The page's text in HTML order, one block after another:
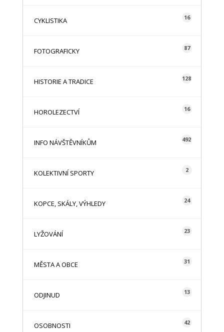
CYKLISTIKA 16
FOTOGRAFICKY 87
HISTORIE A TRADICE 128
HOROLEZECTVÍ 16
INFO NÁVŠTĚVNÍKŮM 492
KOLEKTIVNÍ SPORTY 2
KOPCE, SKÁLY, VÝHLEDY 24
LYŽOVÁNÍ 23
MĚSTA A OBCE 31
ODJINUD 13
OSOBNOSTI 42